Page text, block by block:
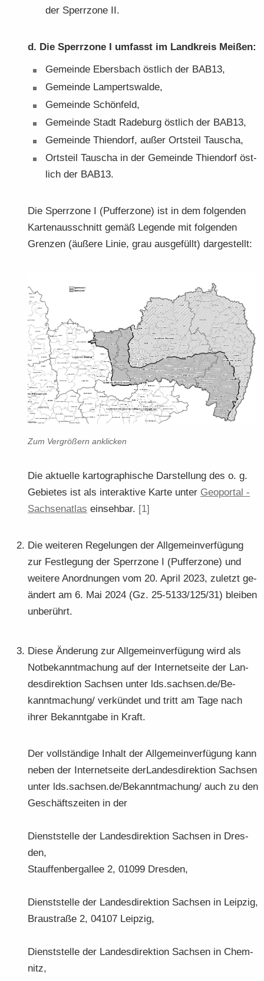
der Sperr­zo­ne II.
d. Die Sperr­zo­ne I um­fasst im Land­kreis Mei­ßen:
Ge­mein­de Ebers­bach öst­lich der BAB13,
Ge­mein­de Lam­perts­wal­de,
Ge­mein­de Schön­feld,
Ge­mein­de Stadt Ra­de­burg öst­lich der BAB13,
Ge­mein­de Thi­en­dorf, außer Orts­teil Tau­scha,
Orts­teil Tau­scha in der Ge­mein­de Thi­en­dorf öst­
lich der BAB13.
Die Sperr­zo­ne I (Puf­fer­zo­ne) ist in dem fol­gen­den
Kar­ten­aus­schnitt gemäß Le­gen­de mit fol­gen­den
Gren­zen (äu­ße­re Linie, grau aus­ge­füllt) dar­ge­stellt:
Zum Ver­grö­ßern an­kli­cken
Die ak­tu­el­le kar­to­gra­phi­sche Dar­stel­lung des o. g.
Ge­bie­tes ist als in­ter­ak­ti­ve Karte unter Geo­por­tal -​
Sach­sen­at­las ein­seh­bar. [1]
Die wei­te­ren Re­ge­lun­gen der All­ge­mein­ver­fü­gung
zur Fest­le­gung der Sperr­zo­ne I (Puf­fer­zo­ne) und
wei­te­re An­ord­nun­gen vom 20. April 2023, zu­letzt ge­
än­dert am 6. Mai 2024 (Gz. 25-5133/125/31) blei­ben
un­be­rührt.
Diese Än­de­rung zur All­ge­mein­ver­fü­gung wird als
Not­be­kannt­ma­chung auf der In­ter­net­sei­te der Lan­
des­di­rek­ti­on Sach­sen unter lds.sach­sen.de/Be­
kannt­ma­chung/ ver­kün­det und tritt am Tage nach
ihrer Be­kannt­ga­be in Kraft.
Der voll­stän­di­ge In­halt der All­ge­mein­ver­fü­gung kann
neben der In­ter­net­sei­te der­Lan­des­di­rek­ti­on Sach­sen
unter lds.sach­sen.de/Be­kannt­ma­chung/ auch zu den
Ge­schäfts­zei­ten in der
Dienst­stel­le der Lan­des­di­rek­ti­on Sach­sen in Dres­
den,
Stauf­fen­berg­al­lee 2, 01099 Dres­den,
Dienst­stel­le der Lan­des­di­rek­ti­on Sach­sen in Leip­zig,
Brau­stra­ße 2, 04107 Leip­zig,
Dienst­stel­le der Lan­des­di­rek­ti­on Sach­sen in Chem­
nitz,